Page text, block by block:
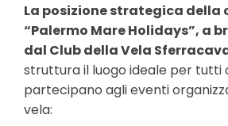
La posizione strategica della
“Palermo Mare Holidays”, a
dal Club della Vela
struttura il luogo ideale per tutti
partecipano agli eventi
vela: